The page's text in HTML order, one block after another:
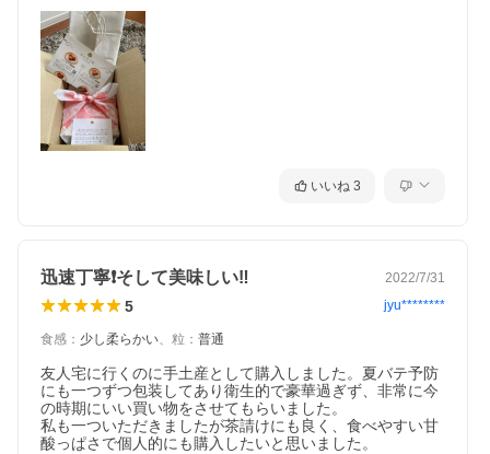
いいね 3
迅速丁寧❗️そして美味しい‼️ 2022/7/31
5 jyu********
食感 ： 少し柔らかい、 粒 ： 普通
友人宅に行くのに手土産として購入しました。夏バテ予防
にも一つずつ包装してあり衛生的で豪華過ぎず、非常に今
の時期にいい買い物をさせてもらいました。
私も一ついただきましたが茶請けにも良く、食べやすい甘
酸っぱさで個人的にも購入したいと思いました。